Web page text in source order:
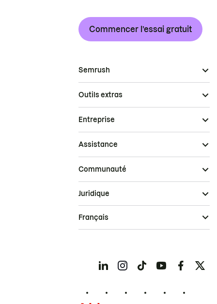
Commencer l’essai gratuit
Semrush
Outils extras
Entreprise
Assistance
Communauté
Juridique
Français